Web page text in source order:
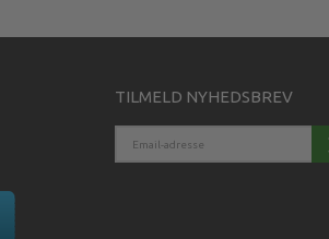
TILMELD NYHEDSBREV
ADRESSE